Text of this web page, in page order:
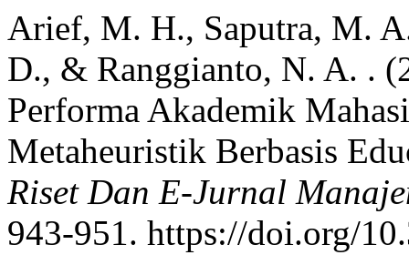
Arief, M. H., Saputra, M.
D., & Ranggianto, N. A. .
Performa Akademik
Metaheuristik Berbasis
Riset Dan E-Jurnal
943-951. https://doi.org/